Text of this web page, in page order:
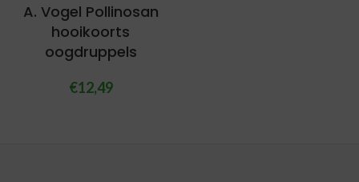
A. Vogel Pollinosan
hooikoorts
oogdruppels
€12,49